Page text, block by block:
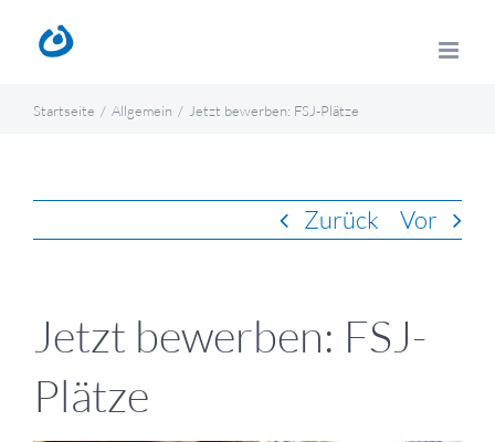
Inhalt
Startseite Allgemein Jetzt bewerben: FSJ-Plätze
Zurück Vor
Jetzt bewerben: FSJ-
Plätze